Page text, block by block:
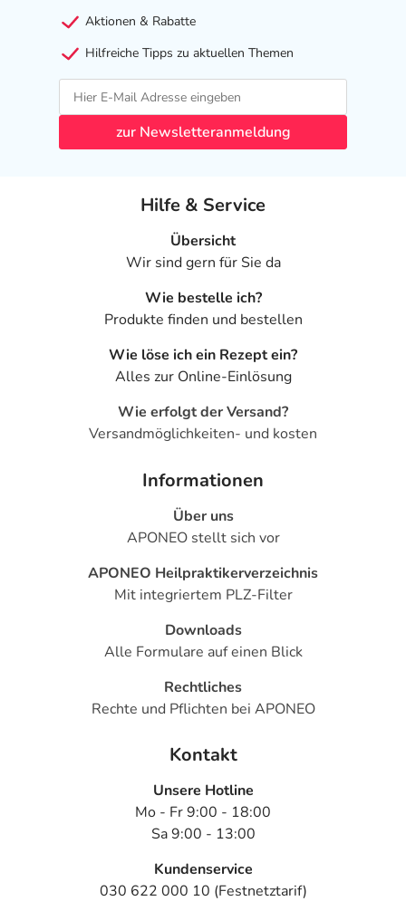
Aktionen & Rabatte
Hilfreiche Tipps zu aktuellen Themen
zur Newsletteranmeldung
Hilfe & Service
Übersicht
Wir sind gern für Sie da
Wie bestelle ich?
Produkte finden und bestellen
Wie löse ich ein Rezept ein?
Alles zur Online-Einlösung
Wie erfolgt der Versand?
Versandmöglichkeiten- und kosten
Informationen
Über uns
APONEO stellt sich vor
APONEO Heilpraktikerverzeichnis
Mit integriertem PLZ-Filter
Downloads
Alle Formulare auf einen Blick
Rechtliches
Rechte und Pflichten bei APONEO
Kontakt
Unsere Hotline
Mo - Fr 9:00 - 18:00
Sa 9:00 - 13:00
Kundenservice
030 622 000 10 (Festnetztarif)